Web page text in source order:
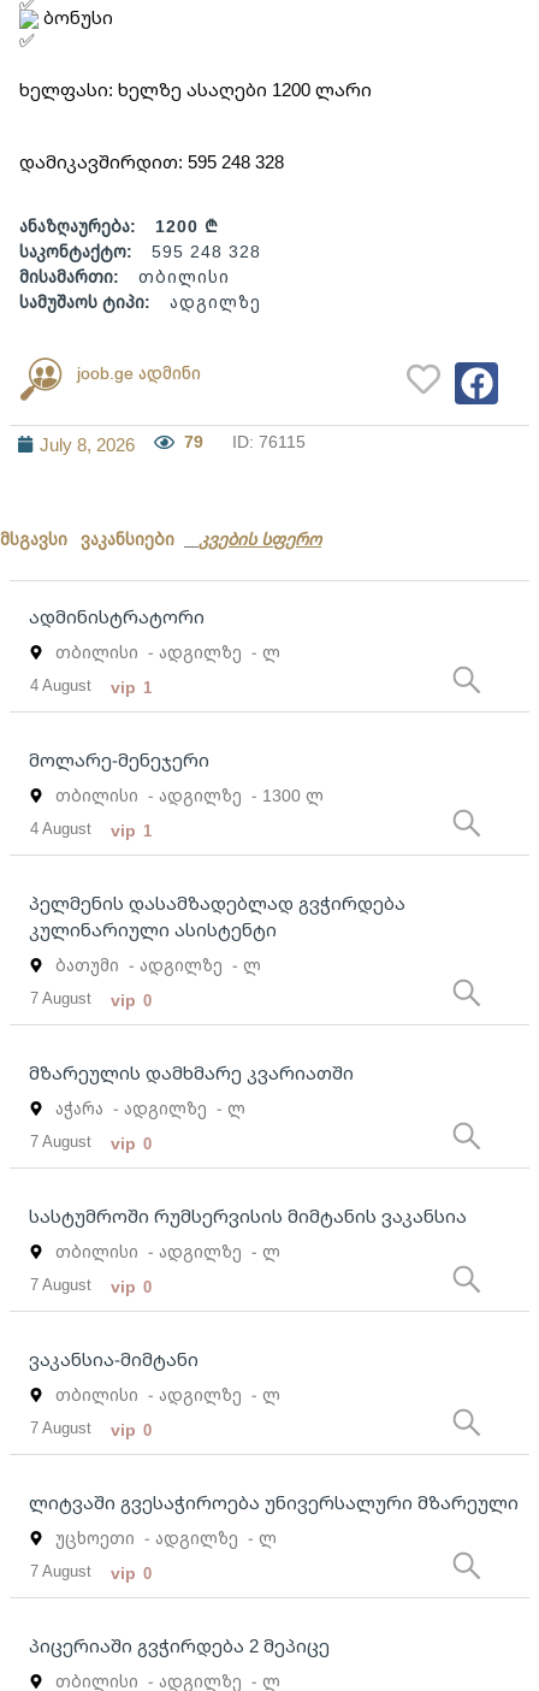
ბონუსი
ხელფასი: ხელზე ასაღები 1200 ლარი
დამიკავშირდით: 595 248 328
ანაზღაურება:
1200 ₾
საკონტაქტო:
595 248 328
მისამართი:
თბილისი
სამუშაოს ტიპი:
ადგილზე
joob.ge ადმინი
July 8, 2026 79 ID: 76115
მსგავსი ვაკანსიები კვების სფერო
ადმინისტრატორი
თბილისი - ადგილზე - ლ
4 August vip 1
მოლარე-მენეჯერი
თბილისი - ადგილზე - 1300 ლ
4 August vip 1
პელმენის დასამზადებლად გვჭირდება
კულინარიული ასისტენტი
ბათუმი - ადგილზე - ლ
7 August vip 0
მზარეულის დამხმარე კვარიათში
აჭარა - ადგილზე - ლ
7 August vip 0
სასტუმროში რუმსერვისის მიმტანის ვაკანსია
თბილისი - ადგილზე - ლ
7 August vip 0
ვაკანსია-მიმტანი
თბილისი - ადგილზე - ლ
7 August vip 0
ლიტვაში გვესაჭიროება უნივერსალური მზარეული
უცხოეთი - ადგილზე - ლ
7 August vip 0
პიცერიაში გვჭირდება 2 მეპიცე
თბილისი - ადგილზე - ლ